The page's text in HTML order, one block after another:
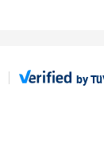
by